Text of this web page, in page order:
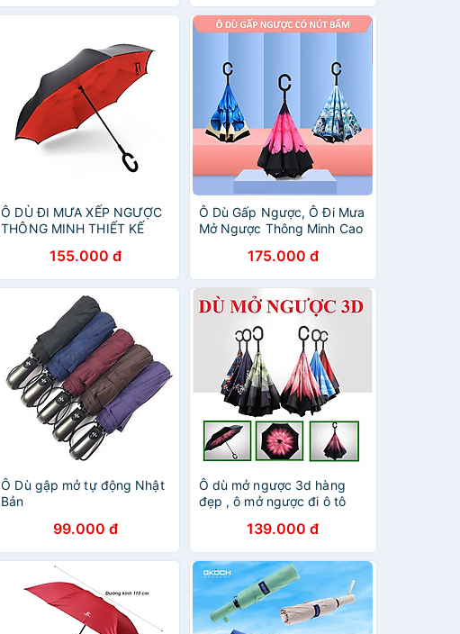
Ô DÙ ĐI MƯA XẾP NGƯỢC
THÔNG MINH THIẾT KẾ
AsiaMart155.000 đ
Ô Dù Gấp Ngược, Ô Đi Mưa
Mở Ngược Thông Minh Cao
175.000 đ
Ô Dù gập mở tự động Nhật
Bản
99.000 đ
Ô dù mở ngược 3d hàng
đẹp , ô mở ngược đi ô tô
139.000 đ